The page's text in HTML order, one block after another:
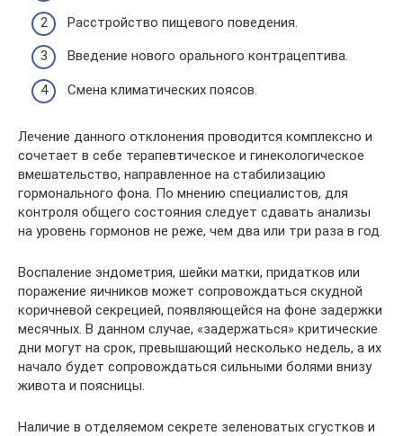
Расстройство пищевого поведения.
Введение нового орального контрацептива.
Смена климатических поясов.
Лечение данного отклонения проводится комплексно и
сочетает в себе терапевтическое и гинекологическое
вмешательство, направленное на стабилизацию
гормонального фона. По мнению специалистов, для
контроля общего состояния следует сдавать анализы
на уровень гормонов не реже, чем два или три раза в год.
Воспаление эндометрия, шейки матки, придатков или
поражение яичников может сопровождаться скудной
коричневой секрецией, появляющейся на фоне задержки
месячных. В данном случае, «задержаться» критические
дни могут на срок, превышающий несколько недель, а их
начало будет сопровождаться сильными болями внизу
живота и поясницы.
Наличие в отделяемом секрете зеленоватых сгустков и